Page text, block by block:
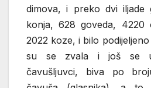
dimova, i preko dvi iljade
konja, 628 goveda, 4220
2022 koze, i bilo
su se zvala i još se
čavušljuvci, biva po